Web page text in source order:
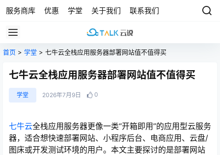
服务商库 优惠 学堂 关于我们 联系我们
首页 > 学堂 > 七牛云全栈应用服务器部署网站值不值得买
七牛云全栈应用服务器部署网站值不值得买
学堂 2026年7月9日 0
七牛云全栈应用服务器更像一类“开箱即用”的应用型云服务
器，适合想快速部署网站、小程序后台、电商应用、云盘/
图床或开发测试环境的用户。本文主要探讨的是部署网站